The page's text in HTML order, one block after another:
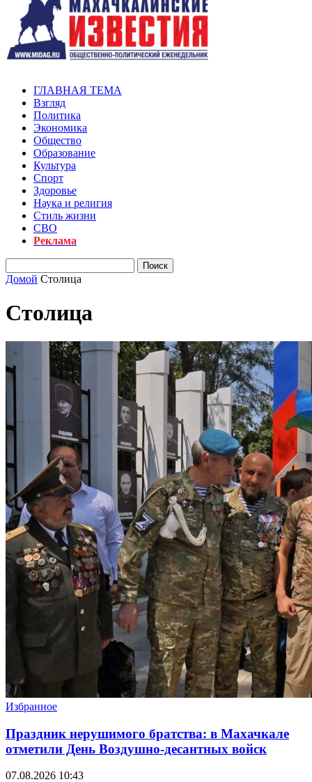
ГЛАВНАЯ ТЕМА
Взгляд
Политика
Экономика
Общество
Образование
Культура
Спорт
Здоровье
Наука и религия
Стиль жизни
СВО
Реклама
Домой Столица
Столица
Избранное
Праздник нерушимого братства: в Махачкале
отметили День Воздушно-десантных войск
07.08.2026 10:43